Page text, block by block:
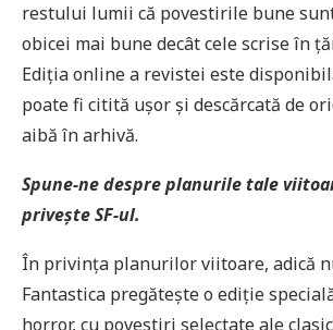
restului lumii că povestirile bune
obicei mai bune decât cele scrise în
Ediția online a revistei este
poate fi citită ușor și descărcată de
aibă în arhivă.
Spune-ne despre planurile tale
privește SF-ul.
În privința planurilor viitoare, adică
Fantastica pregătește o ediție
horror, cu povestiri selectate ale